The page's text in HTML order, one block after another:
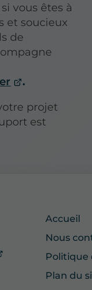
vous êtes à
et soucieux
de
.
projet
est
Accueil
Nous
Politique
Plan du